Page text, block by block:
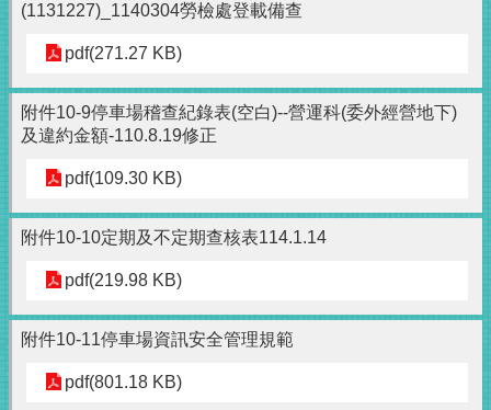
(1131227)_1140304勞檢處登載備查
pdf(271.27 KB)
附件10-9停車場稽查紀錄表(空白)--營運科(委外經營地下)
及違約金額-110.8.19修正
pdf(109.30 KB)
附件10-10定期及不定期查核表114.1.14
pdf(219.98 KB)
附件10-11停車場資訊安全管理規範
pdf(801.18 KB)